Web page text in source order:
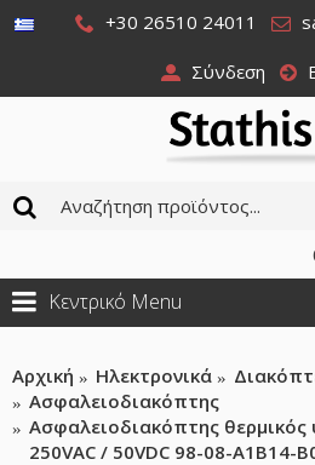
+30 26510 24011
Σύνδεση
Κεντρικό Menu
Αρχική Ηλεκτρονικά
Ασφαλειοδιακόπτης
Ασφαλειοδιακόπτης θερμικός
250VAC / 50VDC 98-08-A1B14-